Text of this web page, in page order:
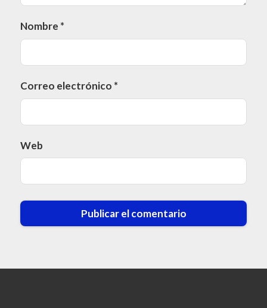
Nombre *
Correo electrónico *
Web